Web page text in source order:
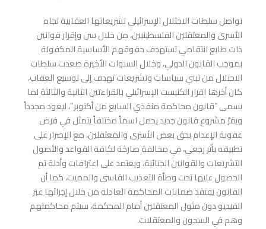
تواصل سلطات الاحتلال الإسرائيلي تشريعاتها العقابية تجاه
الأسرى والمعتقلين الفلسطينيين، من خلال سن وإقرار قوانين
ذات طابع انتقامي تستهدف حقوقهم الأساسية المكفولة
بموجب القانون الدولي، وخلال السنوات الأخيرة صعدت سلطات
الاحتلال من تبني سياسات وتشريعات تهدف إلى توسيع العقاب،
كان أخرها اقرار الكنيست الإسرائيلي بالقراءتين الثانية والثالثة لما
يسمى “قانون محاكمة منفذي السابع من أكتوبر”، ليعود مجدداً
ويقرّ مشروع قانون جديد يحمل اسماً مختلفاً يتمثل في فرض
عقوبة الإعدام بحق بعض الأسرى والمعتقلين، مع الإصرار على
تطبيقه بأثر رجعي، في مخالفة صارخة لكافة القواعد والأصول
التشريعات والقوانين الجنائية، ويعتمد على اعترافات وأدلة تم
الحصول عليها تحت وطأة التعذيب القاسي والمميت، كما أن
القانون يفتقد ضمانات المحاكمة العادلة من خلال إجرائها عبر
الفيديو دون مثول المعتقلين أمام المحكمة، سيتم محاكمتهم
وهم في السجون والمعتقلات.